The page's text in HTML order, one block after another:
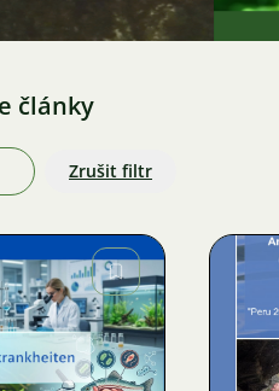
články
Zrušit filtr